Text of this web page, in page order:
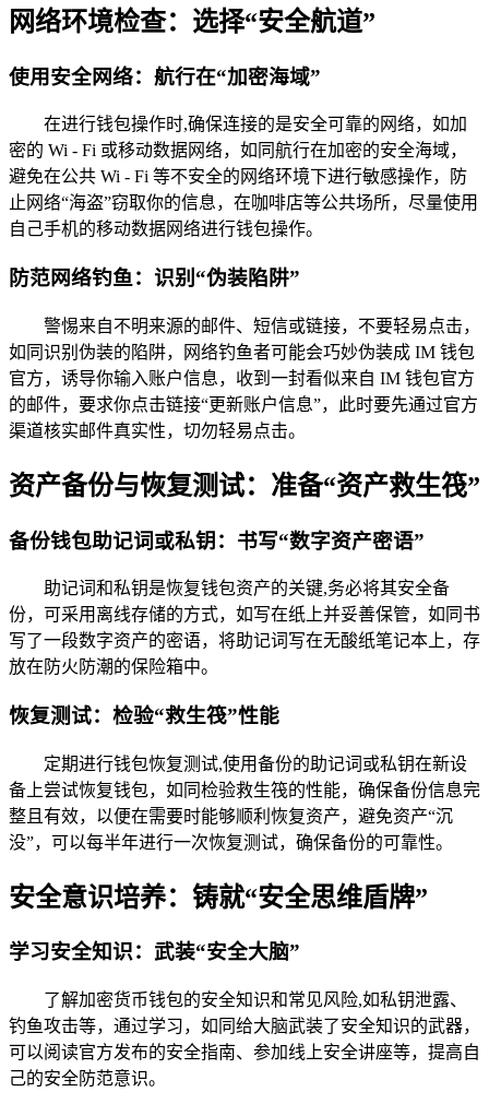
网络环境检查：选择“安全航道”
使用安全网络：航行在“加密海域”
在进行钱包操作时,确保连接的是安全可靠的网络，如加
密的 Wi - Fi 或移动数据网络，如同航行在加密的安全海域，
避免在公共 Wi - Fi 等不安全的网络环境下进行敏感操作，防
止网络“海盗”窃取你的信息，在咖啡店等公共场所，尽量使用
自己手机的移动数据网络进行钱包操作。
防范网络钓鱼：识别“伪装陷阱”
警惕来自不明来源的邮件、短信或链接，不要轻易点击，
如同识别伪装的陷阱，网络钓鱼者可能会巧妙伪装成 IM 钱包
官方，诱导你输入账户信息，收到一封看似来自 IM 钱包官方
的邮件，要求你点击链接“更新账户信息”，此时要先通过官方
渠道核实邮件真实性，切勿轻易点击。
资产备份与恢复测试：准备“资产救生筏”
备份钱包助记词或私钥：书写“数字资产密语”
助记词和私钥是恢复钱包资产的关键,务必将其安全备
份，可采用离线存储的方式，如写在纸上并妥善保管，如同书
写了一段数字资产的密语，将助记词写在无酸纸笔记本上，存
放在防火防潮的保险箱中。
恢复测试：检验“救生筏”性能
定期进行钱包恢复测试,使用备份的助记词或私钥在新设
备上尝试恢复钱包，如同检验救生筏的性能，确保备份信息完
整且有效，以便在需要时能够顺利恢复资产，避免资产“沉
没”，可以每半年进行一次恢复测试，确保备份的可靠性。
安全意识培养：铸就“安全思维盾牌”
学习安全知识：武装“安全大脑”
了解加密货币钱包的安全知识和常见风险,如私钥泄露、
钓鱼攻击等，通过学习，如同给大脑武装了安全知识的武器，
可以阅读官方发布的安全指南、参加线上安全讲座等，提高自
己的安全防范意识。